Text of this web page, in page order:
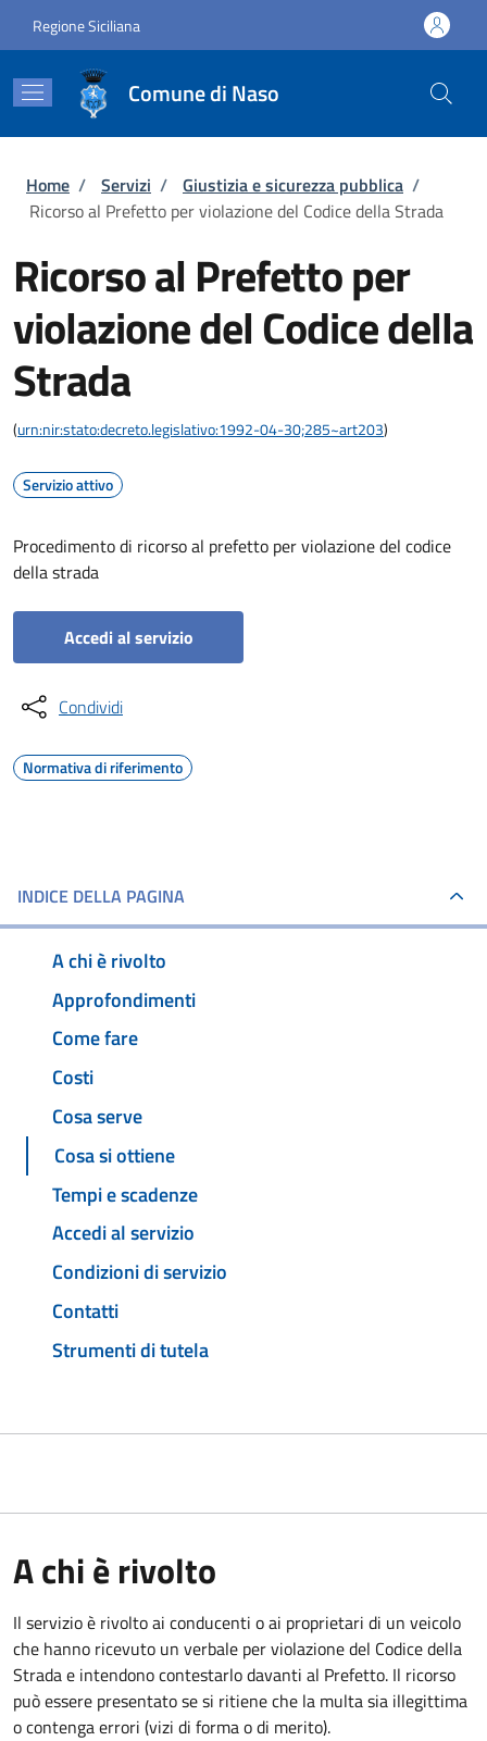
Regione Siciliana
Comune di Naso
Briciole di pane
Home / Servizi / Giustizia e sicurezza pubblica /
Ricorso al Prefetto per violazione del Codice della Strada
Ricorso al Prefetto per
violazione del Codice della
Strada
(urn:nir:stato:decreto.legislativo:1992-04-30;285~art203)
Servizio attivo
Procedimento di ricorso al prefetto per violazione del codice
della strada
Accedi al servizio
Condividi
Normativa di riferimento
INDICE DELLA PAGINA
A chi è rivolto
Approfondimenti
Come fare
Costi
Cosa serve
Cosa si ottiene
Tempi e scadenze
Accedi al servizio
Condizioni di servizio
Contatti
Strumenti di tutela
A chi è rivolto
Il servizio è rivolto ai conducenti o ai proprietari di un veicolo
che hanno ricevuto un verbale per violazione del Codice della
Strada e intendono contestarlo davanti al Prefetto. Il ricorso
può essere presentato se si ritiene che la multa sia illegittima
o contenga errori (vizi di forma o di merito).